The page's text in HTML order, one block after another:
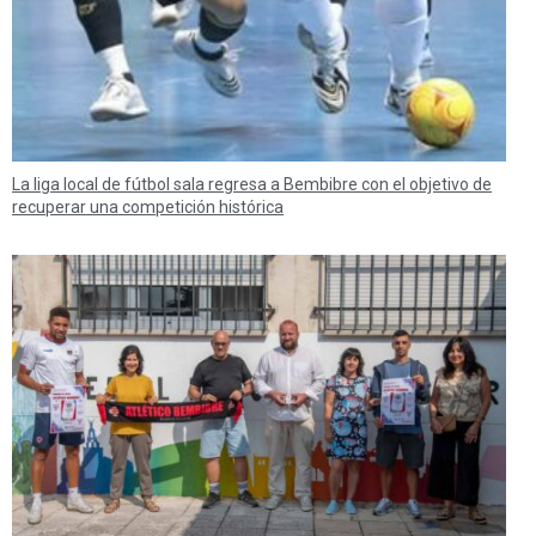
La liga local de fútbol sala regresa a Bembibre con el objetivo de
recuperar una competición histórica